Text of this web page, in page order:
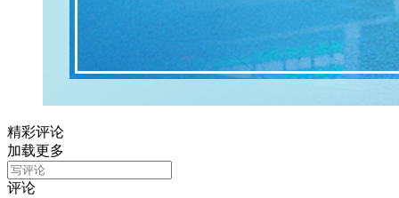
精彩评论
加载更多
评论